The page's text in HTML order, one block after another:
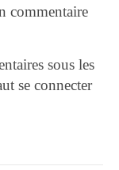
commentaire
sous les
se connecter